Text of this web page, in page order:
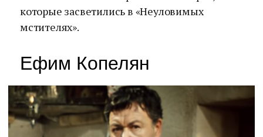
которые засветились в «Неуловимых
мстителях».
Ефим Копелян